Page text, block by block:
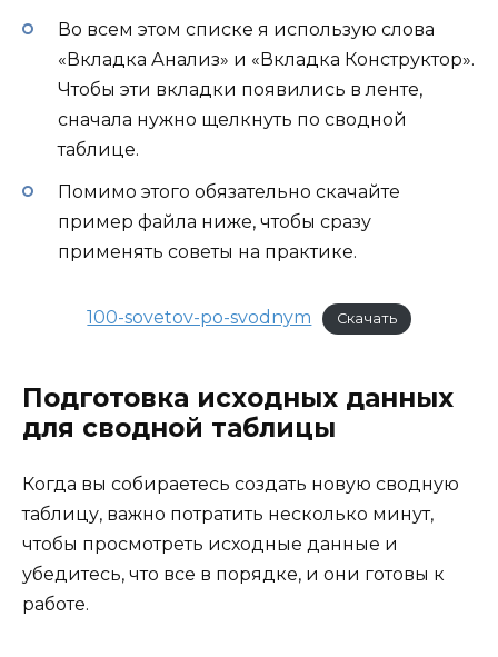
Во всем этом списке я использую слова
«Вкладка Анализ» и «Вкладка Конструктор».
Чтобы эти вкладки появились в ленте,
сначала нужно щелкнуть по сводной
таблице.
Помимо этого обязательно скачайте
пример файла ниже, чтобы сразу
применять советы на практике.
100-sovetov-po-svodnym Скачать
Подготовка исходных данных
для сводной таблицы
Когда вы собираетесь создать новую сводную
таблицу, важно потратить несколько минут,
чтобы просмотреть исходные данные и
убедитесь, что все в порядке, и они готовы к
работе.